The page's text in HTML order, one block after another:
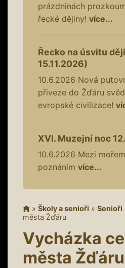
prázdninách
řecké dějiny! více...
Řecko na úsvitu
15.11.2026)
10.6.2026 Nová
přiveze do Žďáru
evropské civilizace!
XVI. Muzejní noc
10.6.2026 Mezi
poznáním více...
» Školy a senioři » Senioři
města Žďáru
Vycházka
města Žďáru